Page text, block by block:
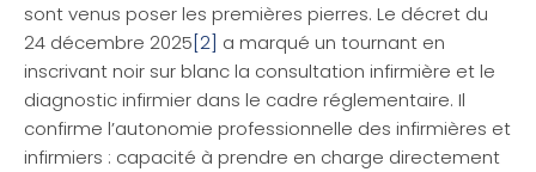
sont venus poser les premières pierres. Le décret du
24 décembre 2025[2] a marqué un tournant en
inscrivant noir sur blanc la consultation infirmière et le
diagnostic infirmier dans le cadre réglementaire. Il
confirme l’autonomie professionnelle des infirmières et
infirmiers : capacité à prendre en charge directement